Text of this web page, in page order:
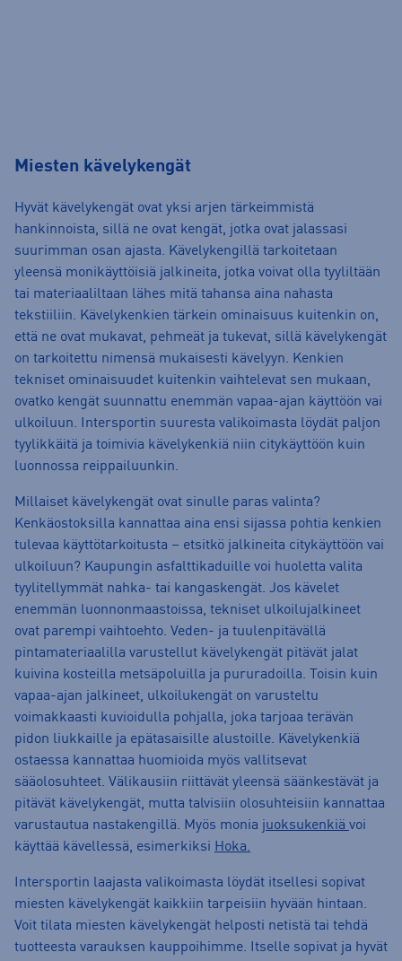
Miesten kävelykengät
Hyvät kävelykengät ovat yksi arjen tärkeimmistä
hankinnoista, sillä ne ovat kengät, jotka ovat jalassasi
suurimman osan ajasta. Kävelykengillä tarkoitetaan
yleensä monikäyttöisiä jalkineita, jotka voivat olla tyyliltään
tai materiaaliltaan lähes mitä tahansa aina nahasta
tekstiiliin. Kävelykenkien tärkein ominaisuus kuitenkin on,
että ne ovat mukavat, pehmeät ja tukevat, sillä kävelykengät
on tarkoitettu nimensä mukaisesti kävelyyn. Kenkien
tekniset ominaisuudet kuitenkin vaihtelevat sen mukaan,
ovatko kengät suunnattu enemmän vapaa-ajan käyttöön vai
ulkoiluun. Intersportin suuresta valikoimasta löydät paljon
tyylikkäitä ja toimivia kävelykenkiä niin citykäyttöön kuin
luonnossa reippailuunkin.
Millaiset kävelykengät ovat sinulle paras valinta?
Kenkäostoksilla kannattaa aina ensi sijassa pohtia kenkien
tulevaa käyttötarkoitusta – etsitkö jalkineita citykäyttöön vai
ulkoiluun? Kaupungin asfalttikaduille voi huoletta valita
tyylitellymmät nahka- tai kangaskengät. Jos kävelet
enemmän luonnonmaastoissa, tekniset ulkoilujalkineet
ovat parempi vaihtoehto. Veden- ja tuulenpitävällä
pintamateriaalilla varustellut kävelykengät pitävät jalat
kuivina kosteilla metsäpoluilla ja pururadoilla. Toisin kuin
vapaa-ajan jalkineet, ulkoilukengät on varusteltu
voimakkaasti kuvioidulla pohjalla, joka tarjoaa terävän
pidon liukkaille ja epätasaisille alustoille. Kävelykenkiä
ostaessa kannattaa huomioida myös vallitsevat
sääolosuhteet. Välikausiin riittävät yleensä säänkestävät ja
pitävät kävelykengät, mutta talvisiin olosuhteisiin kannattaa
varustautua nastakengillä. Myös monia juoksukenkiä voi
käyttää kävellessä, esimerkiksi Hoka.
Intersportin laajasta valikoimasta löydät itsellesi sopivat
miesten kävelykengät kaikkiin tarpeisiin hyvään hintaan.
Voit tilata miesten kävelykengät helposti netistä tai tehdä
tuotteesta varauksen kauppoihimme. Itselle sopivat ja hyvät